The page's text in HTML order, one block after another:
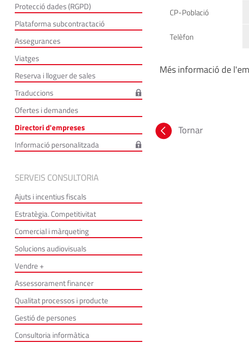
Protecció dades (RGPD)
Plataforma subcontractació
Assegurances
Viatges
Reserva i lloguer de sales
Traduccions
Ofertes i demandes
Directori d'empreses
Informació personalitzada
SERVEIS CONSULTORIA
Ajuts i incentius fiscals
Estratègia. Competitivitat
Comercial i màrqueting
Solucions audiovisuals
Vendre +
Assessorament financer
Qualitat processos i producte
Gestió de persones
Consultoria informàtica
CP-Població
Telèfon
Més informació de
Tornar